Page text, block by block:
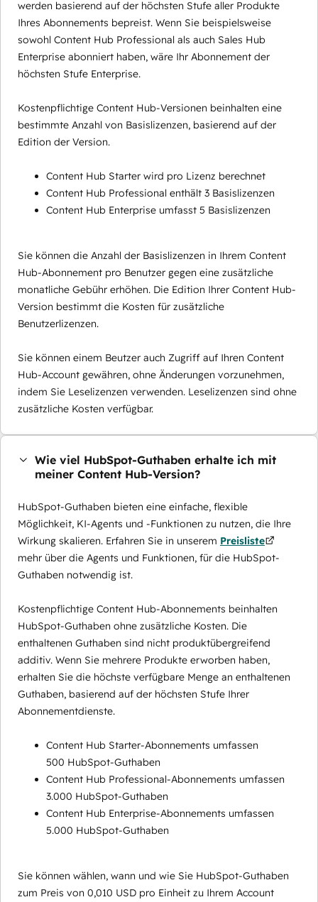
werden basierend auf der höchsten Stufe aller Produkte
Ihres Abonnements bepreist. Wenn Sie beispielsweise
sowohl Content Hub Professional als auch Sales Hub
Enterprise abonniert haben, wäre Ihr Abonnement der
höchsten Stufe Enterprise.
Kostenpflichtige Content Hub-Versionen beinhalten eine
bestimmte Anzahl von Basislizenzen, basierend auf der
Edition der Version.
Content Hub Starter wird pro Lizenz berechnet
Content Hub Professional enthält 3 Basislizenzen
Content Hub Enterprise umfasst 5 Basislizenzen
Sie können die Anzahl der Basislizenzen in Ihrem Content
Hub-Abonnement pro Benutzer gegen eine zusätzliche
monatliche Gebühr erhöhen. Die Edition Ihrer Content Hub-
Version bestimmt die Kosten für zusätzliche
Benutzerlizenzen.
Sie können einem Beutzer auch Zugriff auf Ihren Content
Hub-Account gewähren, ohne Änderungen vorzunehmen,
indem Sie Leselizenzen verwenden. Leselizenzen sind ohne
zusätzliche Kosten verfügbar.
Wie viel HubSpot-Guthaben erhalte ich mit
meiner Content Hub-Version?
HubSpot-Guthaben bieten eine einfache, flexible
Möglichkeit, KI-Agents und -Funktionen zu nutzen, die Ihre
Wirkung skalieren. Erfahren Sie in unserem Preisliste
mehr über die Agents und Funktionen, für die HubSpot-
Guthaben notwendig ist.
Kostenpflichtige Content Hub-Abonnements beinhalten
HubSpot-Guthaben ohne zusätzliche Kosten. Die
enthaltenen Guthaben sind nicht produktübergreifend
additiv. Wenn Sie mehrere Produkte erworben haben,
erhalten Sie die höchste verfügbare Menge an enthaltenen
Guthaben, basierend auf der höchsten Stufe Ihrer
Abonnementdienste.
Content Hub Starter-Abonnements umfassen
500 HubSpot-Guthaben
Content Hub Professional-Abonnements umfassen
3.000 HubSpot-Guthaben
Content Hub Enterprise-Abonnements umfassen
5.000 HubSpot-Guthaben
Sie können wählen, wann und wie Sie HubSpot-Guthaben
zum Preis von 0,010 USD pro Einheit zu Ihrem Account